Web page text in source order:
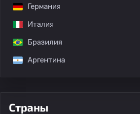
Германия
Италия
Бразилия
Аргентина
Страны